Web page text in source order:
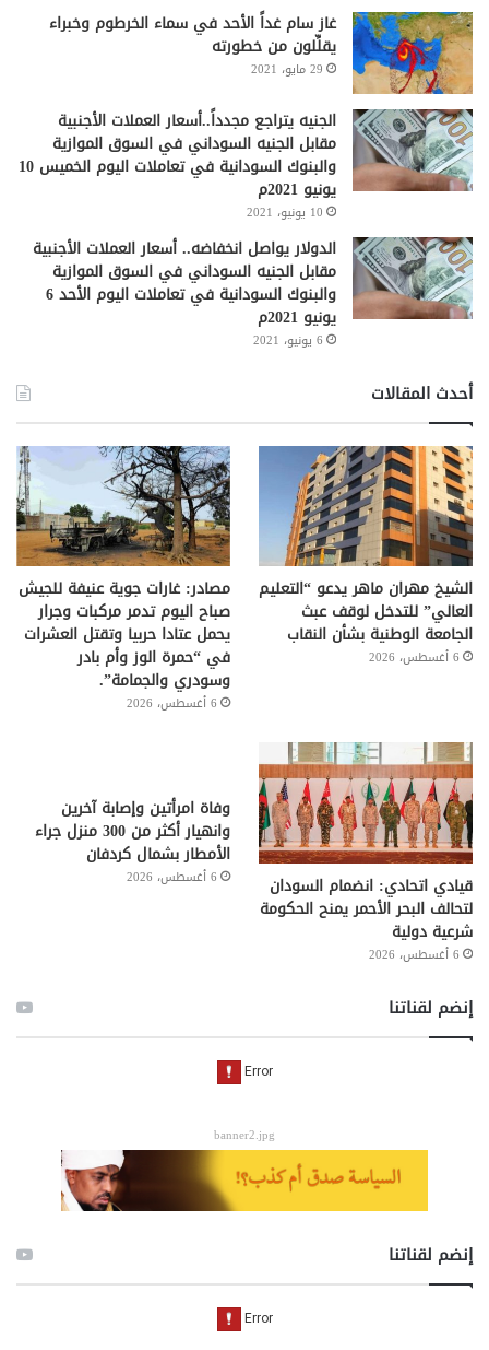
غاز سام غداً الأحد في سماء الخرطوم وخبراء
يقلِّلون من خطورته
29 مايو، 2021
الجنيه يتراجع مجدداً..أسعار العملات الأجنبية
مقابل الجنيه السوداني في السوق الموازية
والبنوك السودانية في تعاملات اليوم الخميس 10
يونيو 2021م
10 يونيو، 2021
الدولار يواصل انخفاضه.. أسعار العملات الأجنبية
مقابل الجنيه السوداني في السوق الموازية
والبنوك السودانية في تعاملات اليوم الأحد 6
يونيو 2021م
6 يونيو، 2021
أحدث المقالات
الشيخ مهران ماهر يدعو “التعليم
العالي” للتدخل لوقف عبث
الجامعة الوطنية بشأن النقاب
6 أغسطس، 2026
مصادر: غارات جوية عنيفة للجيش
صباح اليوم تدمر مركبات وجرار
يحمل عتادا حربيا وتقتل العشرات
في “حمرة الوز وأم بادر
وسودري والجمامة”.
6 أغسطس، 2026
قيادي اتحادي: انضمام السودان
لتحالف البحر الأحمر يمنح الحكومة
شرعية دولية
6 أغسطس، 2026
وفاة امرأتين وإصابة آخرين
وانهيار أكثر من 300 منزل جراء
الأمطار بشمال كردفان
6 أغسطس، 2026
إنضم لقناتنا
banner2.jpg
إنضم لقناتنا